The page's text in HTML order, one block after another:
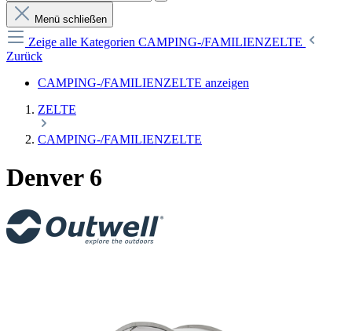
Menü schließen
Zeige alle Kategorien CAMPING-/FAMILIENZELTE
Zurück
CAMPING-/FAMILIENZELTE anzeigen
ZELTE
CAMPING-/FAMILIENZELTE
Denver 6